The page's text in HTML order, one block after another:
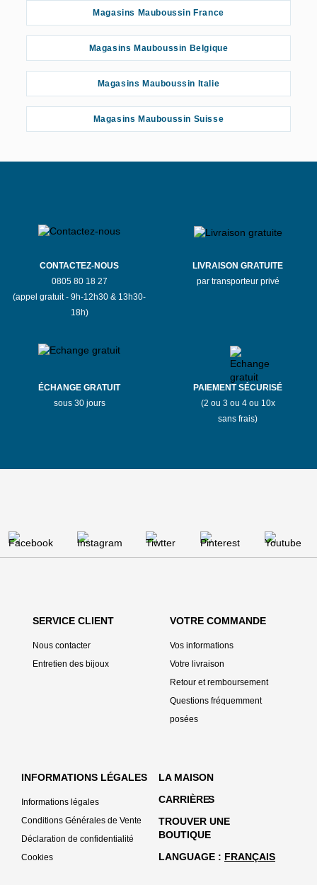
Magasins Mauboussin France
Magasins Mauboussin Belgique
Magasins Mauboussin Italie
Magasins Mauboussin Suisse
CONTACTEZ-NOUS
0805 80 18 27
(appel gratuit - 9h-12h30 & 13h30-
18h)
LIVRAISON GRATUITE
par transporteur privé
ÉCHANGE GRATUIT
sous 30 jours
PAIEMENT SÉCURISÉ
(2 ou 3 ou 4 ou 10x
sans frais)
SERVICE CLIENT
Nous contacter
Entretien des bijoux
VOTRE COMMANDE
Vos informations
Votre livraison
Retour et remboursement
Questions fréquemment
posées
INFORMATIONS LÉGALES
Informations légales
Conditions Générales de Vente
Déclaration de confidentialité
Cookies
LA MAISON
CARRIÈRES
TROUVER UNE
BOUTIQUE
LANGUAGE
FRANÇAIS